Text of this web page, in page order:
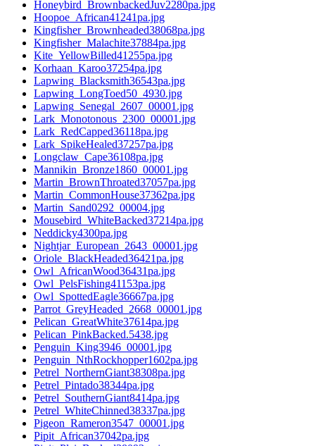
Honeybird_BrownbackedJuv2280pa.jpg
Hoopoe_African41241pa.jpg
Kingfisher_Brownheaded38068pa.jpg
Kingfisher_Malachite37884pa.jpg
Kite_YellowBilled41255pa.jpg
Korhaan_Karoo37254pa.jpg
Lapwing_Blacksmith36543pa.jpg
Lapwing_LongToed50_4930.jpg
Lapwing_Senegal_2607_00001.jpg
Lark_Monotonous_2300_00001.jpg
Lark_RedCapped36118pa.jpg
Lark_SpikeHealed37257pa.jpg
Longclaw_Cape36108pa.jpg
Mannikin_Bronze1860_00001.jpg
Martin_BrownThroated37057pa.jpg
Martin_CommonHouse37362pa.jpg
Martin_Sand0292_00004.jpg
Mousebird_WhiteBacked37214pa.jpg
Neddicky4300pa.jpg
Nightjar_European_2643_00001.jpg
Oriole_BlackHeaded36421pa.jpg
Owl_AfricanWood36431pa.jpg
Owl_PelsFishing41153pa.jpg
Owl_SpottedEagle36667pa.jpg
Parrot_GreyHeaded_2668_00001.jpg
Pelican_GreatWhite37614pa.jpg
Pelican_PinkBacked.5438.jpg
Penguin_King3946_00001.jpg
Penguin_NthRockhopper1602pa.jpg
Petrel_NorthernGiant38308pa.jpg
Petrel_Pintado38344pa.jpg
Petrel_SouthernGiant8414pa.jpg
Petrel_WhiteChinned38337pa.jpg
Pigeon_Rameron3547_00001.jpg
Pipit_African37042pa.jpg